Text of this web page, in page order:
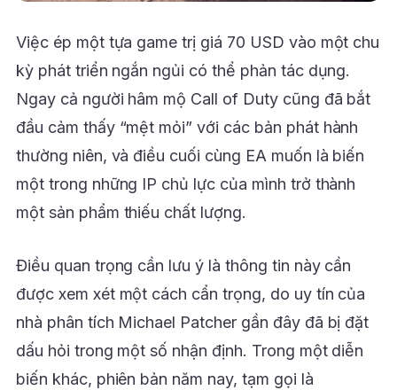
Việc ép một tựa game trị giá 70 USD vào một chu
kỳ phát triển ngắn ngủi có thể phản tác dụng.
Ngay cả người hâm mộ Call of Duty cũng đã bắt
đầu cảm thấy “mệt mỏi” với các bản phát hành
thường niên, và điều cuối cùng EA muốn là biến
một trong những IP chủ lực của mình trở thành
một sản phẩm thiếu chất lượng.
Điều quan trọng cần lưu ý là thông tin này cần
được xem xét một cách cẩn trọng, do uy tín của
nhà phân tích Michael Patcher gần đây đã bị đặt
dấu hỏi trong một số nhận định. Trong một diễn
biến khác, phiên bản năm nay, tạm gọi là